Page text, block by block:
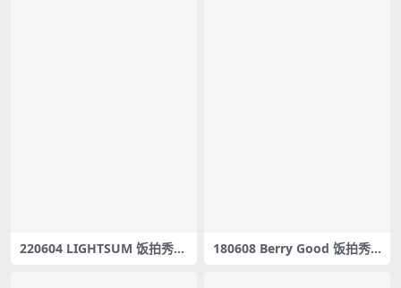
220604 LIGHTSUM 饭拍秀4
180608 Berry Good 饭拍秀1